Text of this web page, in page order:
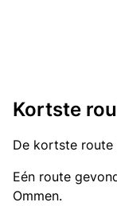
Kortste
De kortste route
Eén route
Ommen.